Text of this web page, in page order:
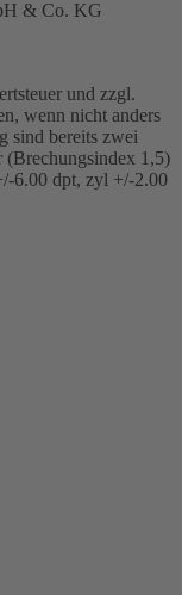
& Co. KG
und zzgl.
wenn nicht anders
sind bereits zwei
(Brechungsindex 1,5)
6.00 dpt, zyl +/-2.00